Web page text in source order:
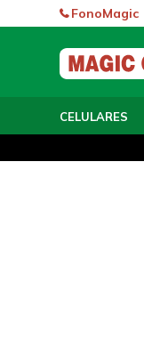
CELULARES
FonoMagic